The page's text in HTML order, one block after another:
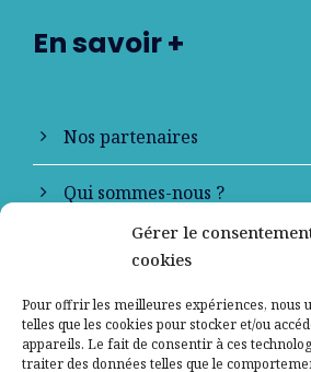
Gérer le
cookies
Pour offrir les meilleures expériences, nous
telles que les cookies pour stocker et/ou
appareils. Le fait de consentir à ces
traiter des données telles que le
En savoir +
Nos partenaires
Qui sommes-nous ?
Contactez-nous
Mentions légales
Politique de confidentialité